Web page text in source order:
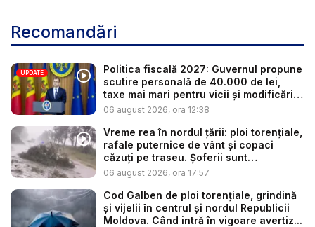
Recomandări
UPDATE
Politica fiscală 2027: Guvernul propune
scutire personală de 40.000 de lei,
taxe mai mari pentru vicii și modificări
l...
06 august 2026, ora 12:38
Vreme rea în nordul țării: ploi torențiale,
rafale puternice de vânt și copaci
căzuți pe traseu. Șoferii sunt
îndemnaț...
06 august 2026, ora 17:57
Cod Galben de ploi torențiale, grindină
și vijelii în centrul și nordul Republicii
Moldova. Când intră în vigoare avertiz...